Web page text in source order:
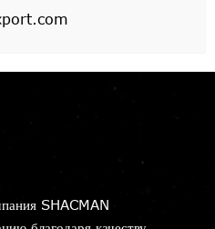
SHACMAN